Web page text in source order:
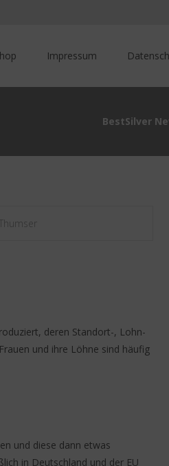
Impressum
BestSilver
Thumser
deren Standort-, Lohn-
und ihre Löhne sind häufig
und diese dann etwas
in Deutschland und der EU